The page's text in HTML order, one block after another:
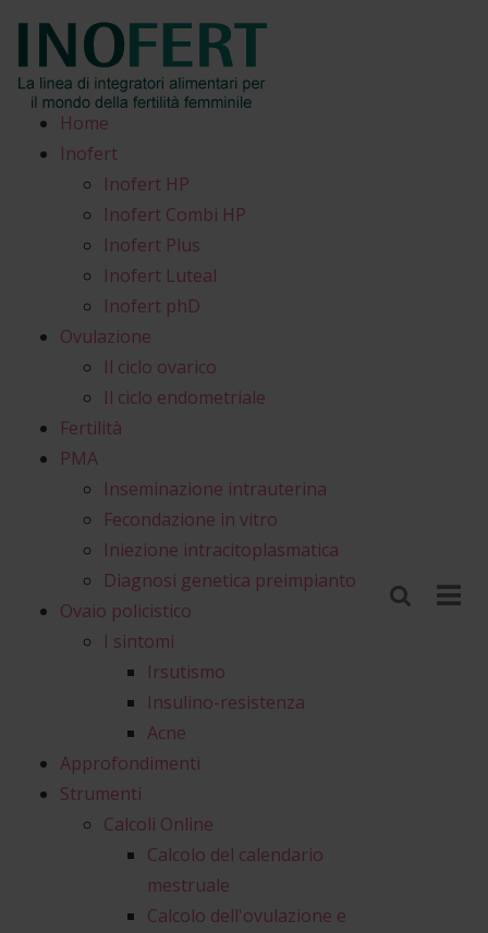
Home
Inofert
Inofert HP
Inofert Combi HP
Inofert Plus
Inofert Luteal
Inofert phD
Ovulazione
Il ciclo ovarico
Il ciclo endometriale
Fertilità
PMA
Inseminazione intrauterina
Fecondazione in vitro
Iniezione intracitoplasmatica
Diagnosi genetica preimpianto
Ovaio policistico
I sintomi
Irsutismo
Insulino-resistenza
Acne
Approfondimenti
Strumenti
Calcoli Online
Calcolo del calendario
mestruale
Calcolo dell'ovulazione e